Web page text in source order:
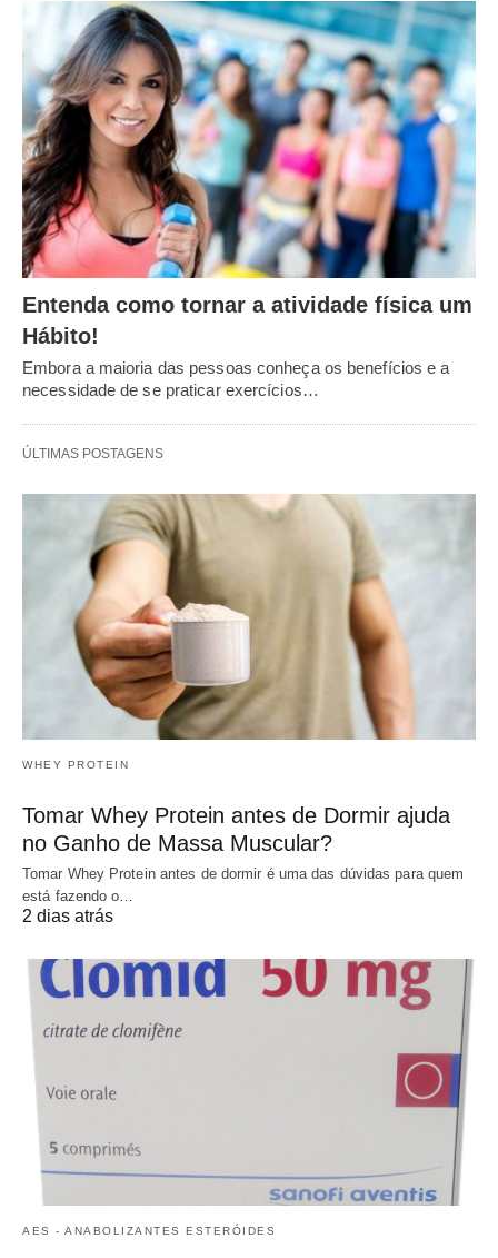
Entenda como tornar a atividade física um
Hábito!
Embora a maioria das pessoas conheça os benefícios e a
necessidade de se praticar exercícios…
ÚLTIMAS POSTAGENS
WHEY PROTEIN
Tomar Whey Protein antes de Dormir ajuda
no Ganho de Massa Muscular?
Tomar Whey Protein antes de dormir é uma das dúvidas para quem
está fazendo o…
2 dias atrás
AES - ANABOLIZANTES ESTERÓIDES